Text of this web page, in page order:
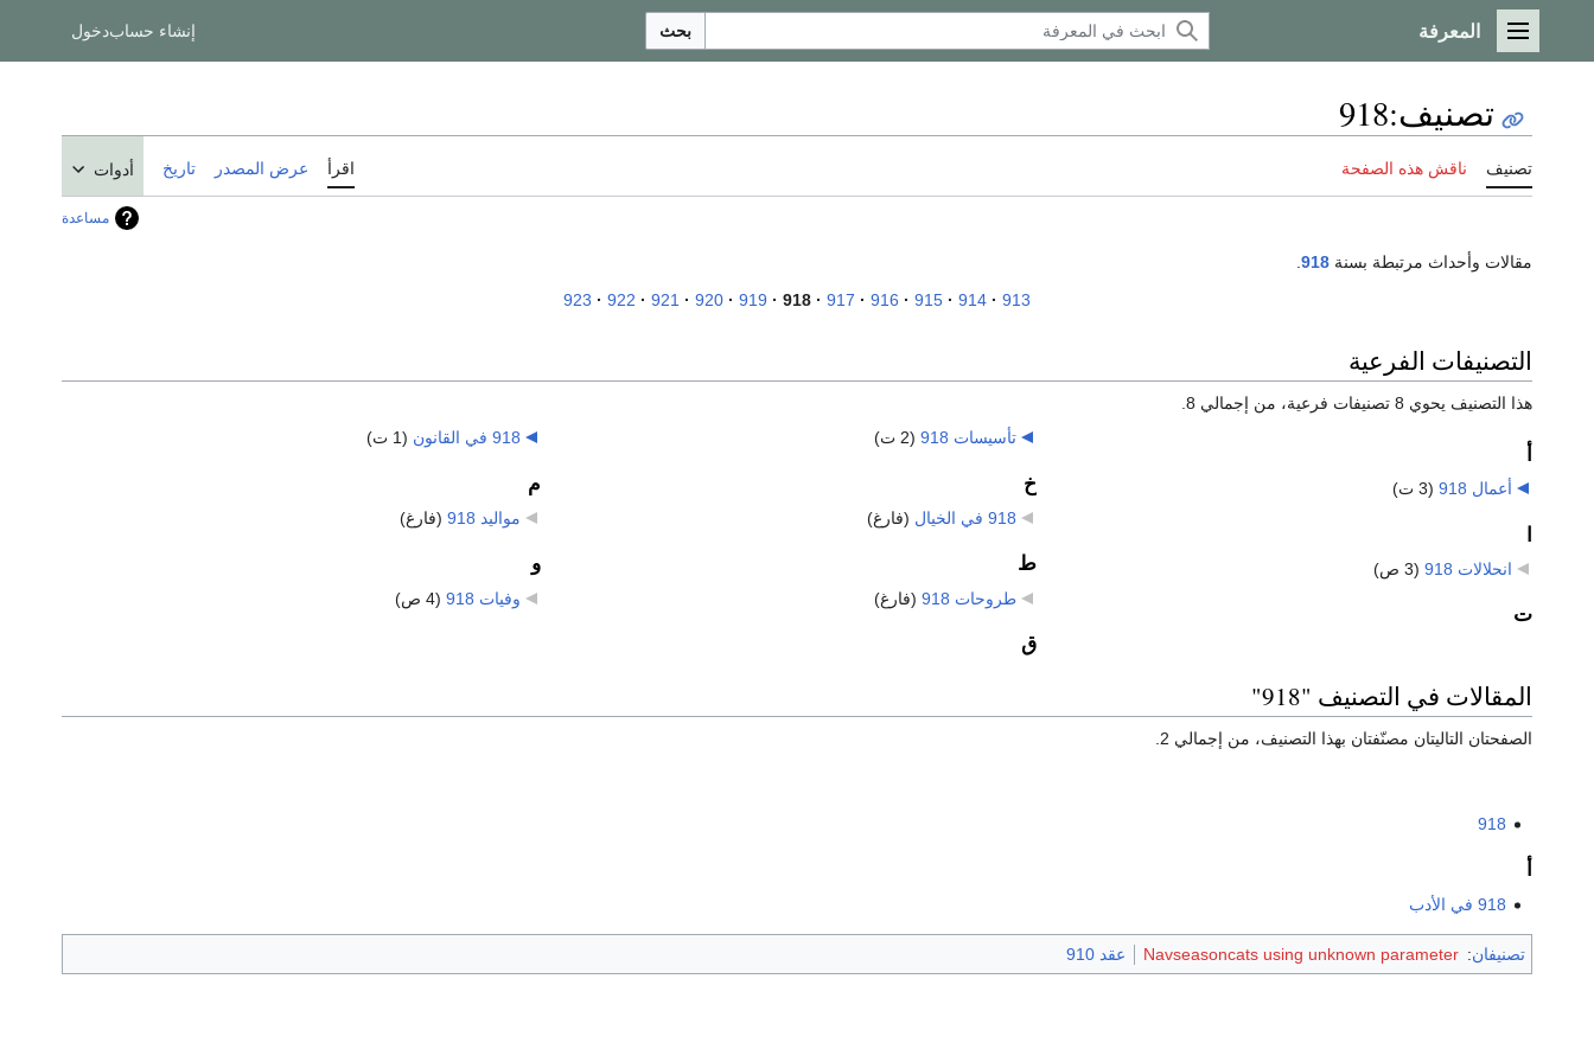
القائمة الرئيسية
المعرفة بحث إنشاء حسابدخول
تصنيف:
918
تصنيف ناقش هذه الصفحة اقرأ عرض المصدر تاريخ أدوات
مساعدة
مقالات وأحداث مرتبطة بسنة 918
913
914
915
916
917
918
919
920
921
922
923
التصنيفات الفرعية
هذا التصنيف يحوي 8 تصنيفات فرعية، من إجمالي 8.
أعمال 918 (3 ت)
انحلالات 918 (3 ص)
ت
تأسيسات 918 (2 ت)
خ
918 في الخيال (فارغ)
ط
طروحات 918 (فارغ)
ق
918 في القانون (1 ت)
م
مواليد 918 (فارغ)
و
وفيات 918 (4 ص)
المقالات في التصنيف "918"
الصفحتان التاليتان مصنّفتان بهذا التصنيف، من إجمالي 2.
918
918 في الأدب
تصنيفان:
Navseasoncats using unknown parameter عقد 910